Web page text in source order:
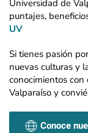
Universidad de
puntajes,
UV
Si tienes pasión
nuevas culturas y
conocimientos
Valparaíso y
Conoce